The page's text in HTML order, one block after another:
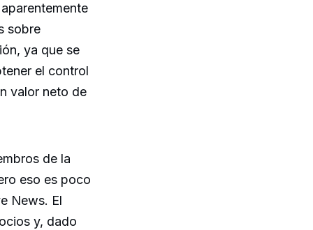
sobre
ya que se
el control
valor neto de
de la
eso es poco
News. El
y, dado